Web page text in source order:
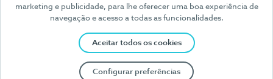
marketing e publicidade, para lhe oferecer uma boa experiência de
navegação e acesso a todas as funcionalidades.
Aceitar todos os cookies
Configurar preferências